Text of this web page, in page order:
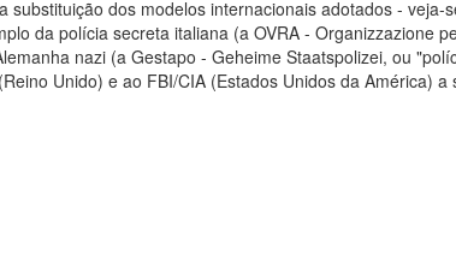
dos modelos internacionais adotados - veja-
da polícia secreta italiana (a OVRA - Organizzazione
nazi (a Gestapo - Geheime Staatspolizei, ou
Unido) e ao FBI/CIA (Estados Unidos da América) a